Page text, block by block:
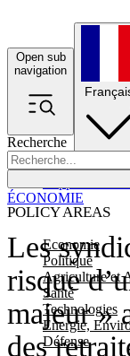
Open sub
navigation
Recherche
POLICY AREAS
Economie
Politique
Agriculture et
Santé
Technologies
Energie,
Défense
Les
risque
majeur »
des
ÉCONOMIE